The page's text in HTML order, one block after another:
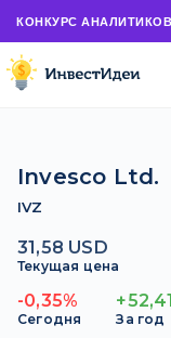
КОНКУРС АНАЛИТИКОВ
Invesco Ltd.
IVZ
31,58 USD
Текущая цена
-0,35%
Сегодня За год